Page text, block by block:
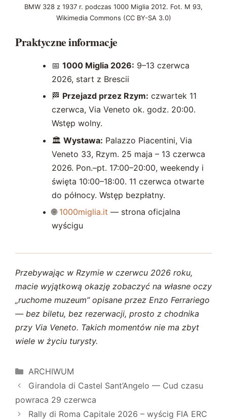
BMW 328 z 1937 r. podczas 1000 Miglia 2012. Fot. M 93,
Wikimedia Commons (CC BY-SA 3.0)
Praktyczne informacje
📅 1000 Miglia 2026: 9–13 czerwca
2026, start z Brescii
🏁 Przejazd przez Rzym: czwartek 11
czerwca, Via Veneto ok. godz. 20:00.
Wstęp wolny.
🏛️ Wystawa: Palazzo Piacentini, Via
Veneto 33, Rzym. 25 maja – 13 czerwca
2026. Pon.–pt. 17:00–20:00, weekendy i
święta 10:00–18:00. 11 czerwca otwarte
do północy. Wstęp bezpłatny.
🌐 1000miglia.it — strona oficjalna
wyścigu
Przebywając w Rzymie w czerwcu 2026 roku,
macie wyjątkową okazję zobaczyć na własne oczy
„ruchome muzeum” opisane przez Enzo Ferrariego
— bez biletu, bez rezerwacji, prosto z chodnika
przy Via Veneto. Takich momentów nie ma zbyt
wiele w życiu turysty.
Kategorie
ARCHIWUM
Girandola di Castel Sant’Angelo — Cud czasu
powraca 29 czerwca
Rally di Roma Capitale 2026 – wyścig FIA ERC